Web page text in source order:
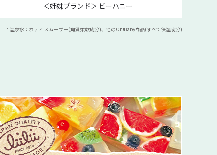
＜姉妹ブランド＞ ビーハニー
* 温泉水：ボディ スムーザー(角質柔軟成分)、他のOh!Baby商品(すべて保湿成分)